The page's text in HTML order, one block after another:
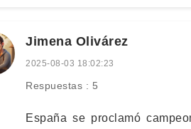
Jimena Olivárez
2025-08-03 18:02:23
Respuestas : 5
España se proclamó